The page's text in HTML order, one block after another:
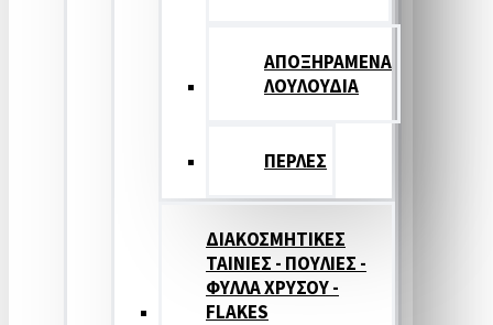
ΑΠΟΞΗΡΑΜΕΝΑ
ΛΟΥΛΟΥΔΙΑ
ΠΕΡΛΕΣ
ΔΙΑΚΟΣΜΗΤΙΚΕΣ
ΤΑΙΝΙΕΣ - ΠΟΥΛΙΕΣ -
ΦΥΛΛΑ ΧΡΥΣΟΥ -
FLAKES